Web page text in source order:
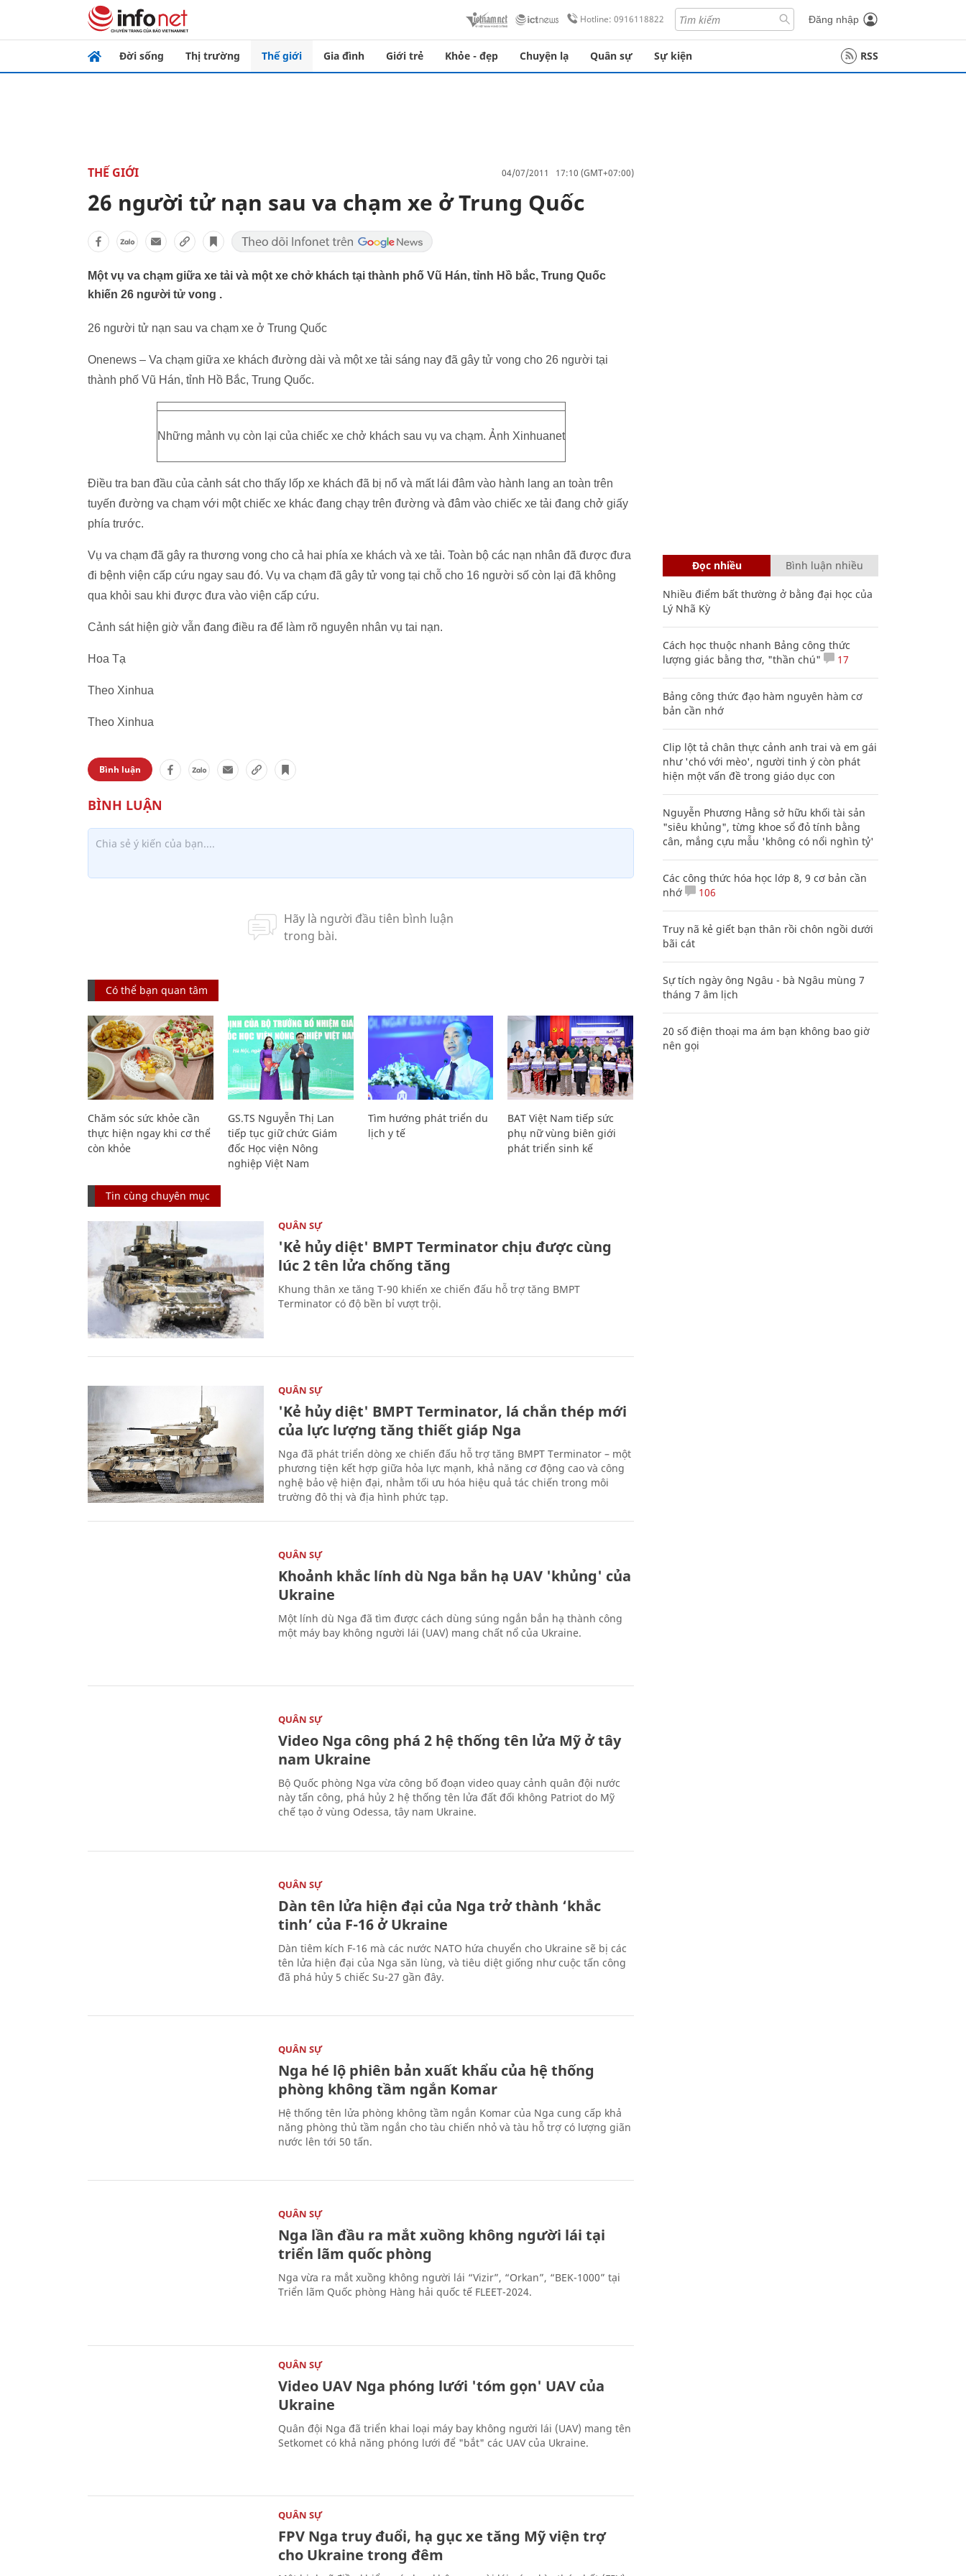
Hotline: 0916118822 Đăng nhập
Đời sống Thị trường Thế giới Gia đình Giới trẻ Khỏe - đẹp Chuyện lạ Quân sự Sự kiện RSS
THẾ GIỚI 04/07/2011 17:10 (GMT+07:00)
26 người tử nạn sau va chạm xe ở Trung Quốc
Một vụ va chạm giữa xe tải và một xe chở khách tại thành phố Vũ Hán, tỉnh Hồ bắc, Trung Quốc
khiến 26 người tử vong .
26 người tử nạn sau va chạm xe ở Trung Quốc
Onenews – Va chạm giữa xe khách đường dài và một xe tải sáng nay đã gây tử vong cho 26 người tại
thành phố Vũ Hán, tỉnh Hồ Bắc, Trung Quốc.
Những mảnh vụ còn lại của chiếc xe chở khách sau vụ va chạm. Ảnh Xinhuanet
Điều tra ban đầu của cảnh sát cho thấy lốp xe khách đã bị nổ và mất lái đâm vào hành lang an toàn trên
tuyến đường va chạm với một chiếc xe khác đang chạy trên đường và đâm vào chiếc xe tải đang chở giấy
phía trước.
Vụ va chạm đã gây ra thương vong cho cả hai phía xe khách và xe tải. Toàn bộ các nạn nhân đã được đưa
đi bệnh viện cấp cứu ngay sau đó. Vụ va chạm đã gây tử vong tại chỗ cho 16 người số còn lại đã không
qua khỏi sau khi được đưa vào viện cấp cứu.
Cảnh sát hiện giờ vẫn đang điều ra để làm rõ nguyên nhân vụ tai nạn.
Hoa Tạ
Theo Xinhua
Theo Xinhua
Bình luận
Có thể bạn quan tâm
Chăm sóc sức khỏe cần
thực hiện ngay khi cơ thể
còn khỏe
GS.TS Nguyễn Thị Lan
tiếp tục giữ chức Giám
đốc Học viện Nông
nghiệp Việt Nam
Tìm hướng phát triển du
lịch y tế
BAT Việt Nam tiếp sức
phụ nữ vùng biên giới
phát triển sinh kế
Tin cùng chuyên mục
QUÂN SỰ
'Kẻ hủy diệt' BMPT Terminator chịu được cùng
lúc 2 tên lửa chống tăng
Khung thân xe tăng T-90 khiến xe chiến đấu hỗ trợ tăng BMPT
Terminator có độ bền bỉ vượt trội.
QUÂN SỰ
'Kẻ hủy diệt' BMPT Terminator, lá chắn thép mới
của lực lượng tăng thiết giáp Nga
Nga đã phát triển dòng xe chiến đấu hỗ trợ tăng BMPT Terminator – một
phương tiện kết hợp giữa hỏa lực mạnh, khả năng cơ động cao và công
nghệ bảo vệ hiện đại, nhằm tối ưu hóa hiệu quả tác chiến trong môi
trường đô thị và địa hình phức tạp.
QUÂN SỰ
Khoảnh khắc lính dù Nga bắn hạ UAV 'khủng' của
Ukraine
Một lính dù Nga đã tìm được cách dùng súng ngắn bắn hạ thành công
một máy bay không người lái (UAV) mang chất nổ của Ukraine.
QUÂN SỰ
Video Nga công phá 2 hệ thống tên lửa Mỹ ở tây
nam Ukraine
Bộ Quốc phòng Nga vừa công bố đoạn video quay cảnh quân đội nước
này tấn công, phá hủy 2 hệ thống tên lửa đất đối không Patriot do Mỹ
chế tạo ở vùng Odessa, tây nam Ukraine.
QUÂN SỰ
Dàn tên lửa hiện đại của Nga trở thành ‘khắc
tinh’ của F-16 ở Ukraine
Dàn tiêm kích F-16 mà các nước NATO hứa chuyển cho Ukraine sẽ bị các
tên lửa hiện đại của Nga săn lùng, và tiêu diệt giống như cuộc tấn công
đã phá hủy 5 chiếc Su-27 gần đây.
QUÂN SỰ
Nga hé lộ phiên bản xuất khẩu của hệ thống
phòng không tầm ngắn Komar
Hệ thống tên lửa phòng không tầm ngắn Komar của Nga cung cấp khả
năng phòng thủ tầm ngắn cho tàu chiến nhỏ và tàu hỗ trợ có lượng giãn
nước lên tới 50 tấn.
QUÂN SỰ
Nga lần đầu ra mắt xuồng không người lái tại
triển lãm quốc phòng
Nga vừa ra mắt xuồng không người lái “Vizir”, “Orkan”, “BEK-1000” tại
Triển lãm Quốc phòng Hàng hải quốc tế FLEET-2024.
QUÂN SỰ
Video UAV Nga phóng lưới 'tóm gọn' UAV của
Ukraine
Quân đội Nga đã triển khai loại máy bay không người lái (UAV) mang tên
Setkomet có khả năng phóng lưới để "bắt" các UAV của Ukraine.
QUÂN SỰ
FPV Nga truy đuổi, hạ gục xe tăng Mỹ viện trợ
cho Ukraine trong đêm
Đọc nhiều Bình luận nhiều
Nhiều điểm bất thường ở bằng đại học của
Lý Nhã Kỳ
Cách học thuộc nhanh Bảng công thức
lượng giác bằng thơ, "thần chú"
17
Bảng công thức đạo hàm nguyên hàm cơ
bản cần nhớ
Clip lột tả chân thực cảnh anh trai và em gái
như 'chó với mèo', người tinh ý còn phát
hiện một vấn đề trong giáo dục con
Nguyễn Phương Hằng sở hữu khối tài sản
"siêu khủng", từng khoe sổ đỏ tính bằng
cân, mắng cựu mẫu 'không có nổi nghìn tỷ'
Các công thức hóa học lớp 8, 9 cơ bản cần
nhớ
106
Truy nã kẻ giết bạn thân rồi chôn ngồi dưới
bãi cát
Sự tích ngày ông Ngâu - bà Ngâu mùng 7
tháng 7 âm lịch
20 số điện thoại ma ám bạn không bao giờ
nên gọi